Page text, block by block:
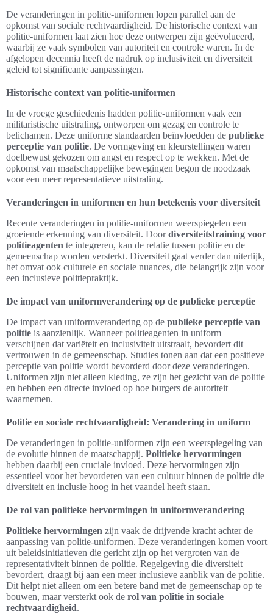
De veranderingen in politie-uniformen lopen parallel aan de
opkomst van sociale rechtvaardigheid. De historische context van
politie-uniformen laat zien hoe deze ontwerpen zijn geëvolueerd,
waarbij ze vaak symbolen van autoriteit en controle waren. In de
afgelopen decennia heeft de nadruk op inclusiviteit en diversiteit
geleid tot significante aanpassingen.
Historische context van politie-uniformen
In de vroege geschiedenis hadden politie-uniformen vaak een
militaristische uitstraling, ontworpen om gezag en controle te
belichamen. Deze uniforme standaarden beïnvloedden de publieke
perceptie van politie. De vormgeving en kleurstellingen waren
doelbewust gekozen om angst en respect op te wekken. Met de
opkomst van maatschappelijke bewegingen begon de noodzaak
voor een meer representatieve uitstraling.
Veranderingen in uniformen en hun betekenis voor diversiteit
Recente veranderingen in politie-uniformen weerspiegelen een
groeiende erkenning van diversiteit. Doordiversiteitstraining voor
politieagenten te integreren, kan de relatie tussen politie en de
gemeenschap worden versterkt. Diversiteit gaat verder dan uiterlijk,
het omvat ook culturele en sociale nuances, die belangrijk zijn voor
een inclusieve politiepraktijk.
De impact van uniformverandering op de publieke perceptie
De impact van uniformverandering op de publieke perceptie van
politie is aanzienlijk. Wanneer politieagenten in uniform
verschijnen dat variëteit en inclusiviteit uitstraalt, bevordert dit
vertrouwen in de gemeenschap. Studies tonen aan dat een positieve
perceptie van politie wordt bevorderd door deze veranderingen.
Uniformen zijn niet alleen kleding, ze zijn het gezicht van de politie
en hebben een directe invloed op hoe burgers de autoriteit
waarnemen.
Politie en sociale rechtvaardigheid: Verandering in uniform
De veranderingen in politie-uniformen zijn een weerspiegeling van
de evolutie binnen de maatschappij. Politieke hervormingen
hebben daarbij een cruciale invloed. Deze hervormingen zijn
essentieel voor het bevorderen van een cultuur binnen de politie die
diversiteit en inclusie hoog in het vaandel heeft staan.
De rol van politieke hervormingen in uniformverandering
Politieke hervormingen zijn vaak de drijvende kracht achter de
aanpassing van politie-uniformen. Deze veranderingen komen voort
uit beleidsinitiatieven die gericht zijn op het vergroten van de
representativiteit binnen de politie. Regelgeving die diversiteit
bevordert, draagt bij aan een meer inclusieve aanblik van de politie.
Dit helpt niet alleen om een betere band met de gemeenschap op te
bouwen, maar versterkt ook de rol van politie in sociale
rechtvaardigheid.